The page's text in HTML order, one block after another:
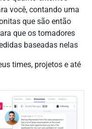
você, contando uma
que são então
que os tomadores
baseadas nelas
times, projetos e até